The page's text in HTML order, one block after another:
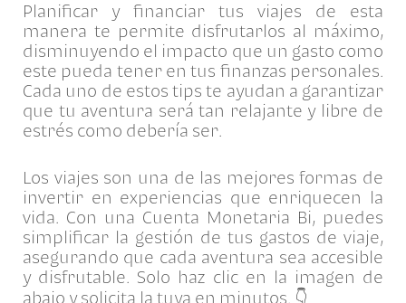
Planificar y financiar tus viajes de esta
manera te permite disfrutarlos al máximo,
disminuyendo el impacto que un gasto como
este pueda tener en tus finanzas personales.
Cada uno de estos tips te ayudan a garantizar
que tu aventura será tan relajante y libre de
estrés como debería ser.
Los viajes son una de las mejores formas de
invertir en experiencias que enriquecen la
vida. Con una Cuenta Monetaria Bi, puedes
simplificar la gestión de tus gastos de viaje,
asegurando que cada aventura sea accesible
y disfrutable. Solo haz clic en la imagen de
abajo y solicita la tuya en minutos. 👇